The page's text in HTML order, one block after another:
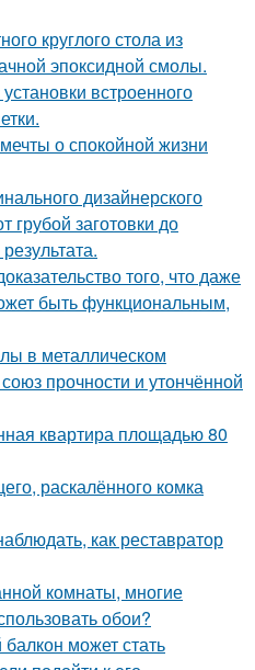
круглого стола из
эпоксидной смолы.
встроенного
о спокойной жизни
дизайнерского
грубой заготовки до
того, что даже
быть функциональным,
в металлическом
прочности и утончённой
квартира площадью 80
раскалённого комка
как реставратор
комнаты, многие
обои?
может стать